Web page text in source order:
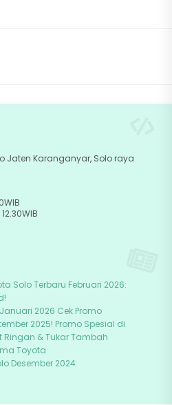
Jaten Karanganyar, Solo raya
Solo Terbaru Februari 2026:
2026 Cek Promo
2025! Promo Spesial di
Ringan & Tukar Tambah
Toyota
Desember 2024